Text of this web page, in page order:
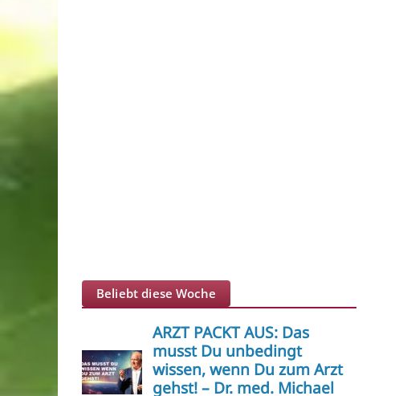
Beliebt diese Woche